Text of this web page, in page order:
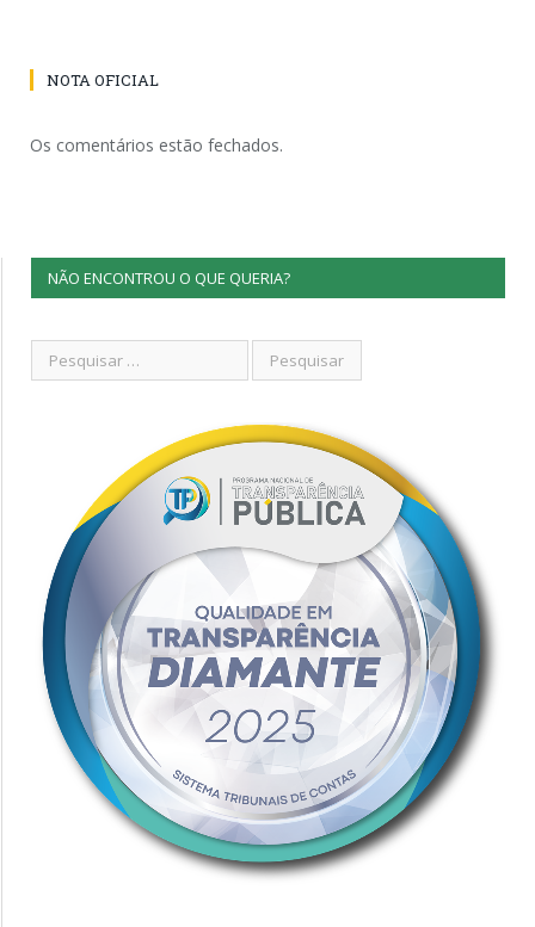
NOTA OFICIAL
Os comentários estão fechados.
NÃO ENCONTROU O QUE QUERIA?